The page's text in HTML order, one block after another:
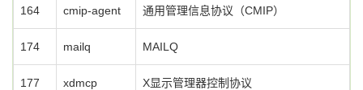
164 cmip-agent 通用管理信息协议（CMIP）
174 mailq MAILQ
177 xdmcp X显示管理器控制协议